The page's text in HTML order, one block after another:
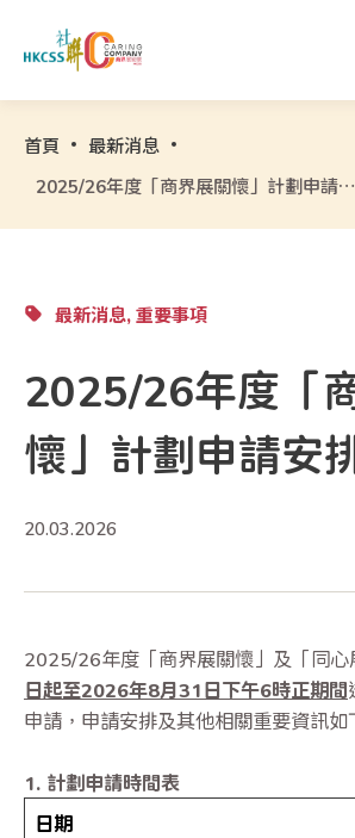
首頁
最新消息
2025/26年度「商界展關懷」計劃申請安排
最新消息, 重要事項
2025/26年度「
懷」計劃申請安
20.03.2026
2025/26年度「商界展關懷」及「同心
日起至2026年8月31日下午6時正期間
申請，申請安排及其他相關重要資訊如
1. 計劃申請時間表
日期